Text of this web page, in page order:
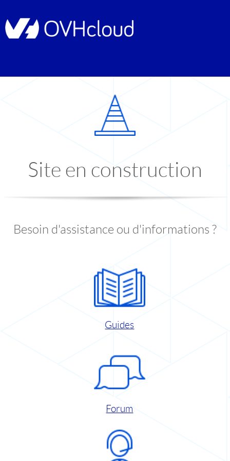
Site en construction
Besoin d'assistance ou d'informations ?
Guides
Forum